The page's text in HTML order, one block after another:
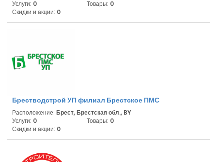
Услуги: 0 Товары: 0
Скидки и акции: 0
Брестводстрой УП филиал Брестское ПМС
Расположение: Брест, Брестская обл., BY
Услуги: 0 Товары: 0
Скидки и акции: 0